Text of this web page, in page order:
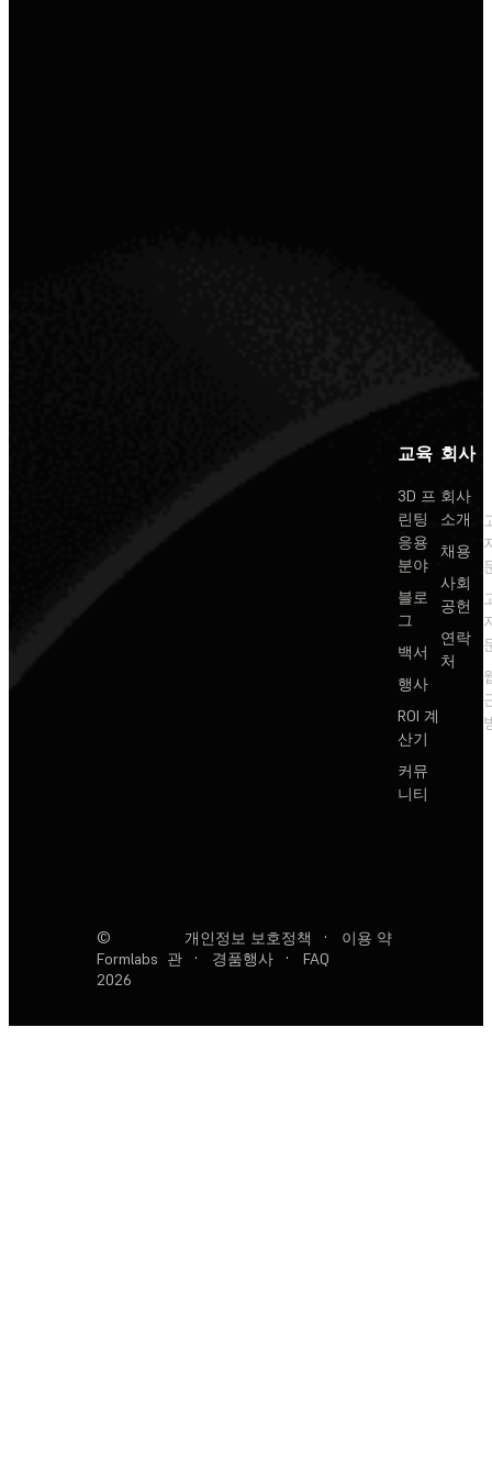
교육
3D 프
린팅
응용
분야
블로
그
백서
행사
ROI 계
산기
커뮤
니티
회사
회사
소개
채용
사회
공헌
연락
처
©
Formlabs
2026
개인정보 보호정책 ·
이용 약
관
· 경품행사 · FAQ